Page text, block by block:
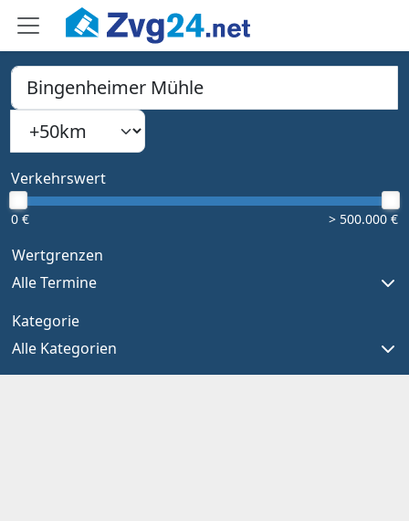
PLZ, Ort oder Bundesland
Type 1 or more characters for results.
Suchradius
Verkehrswert
0 € > 500.000 €
Wertgrenzen
Alle Termine
Kategorie
Alle Kategorien